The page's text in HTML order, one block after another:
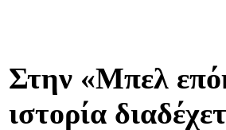
Στην «Μπελ
ιστορία